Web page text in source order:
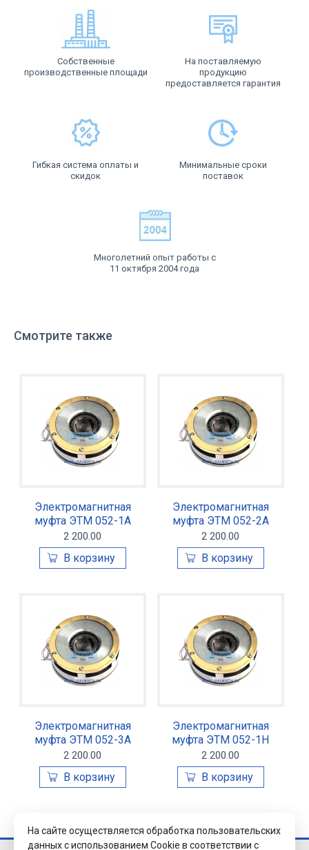
Собственные
производственные площади
На поставляемую
продукцию
предоставляется гарантия
Гибкая система оплаты и
скидок
Минимальные сроки
поставок
Многолетний опыт работы с
11 октября 2004 года
Смотрите также
Электромагнитная
муфта ЭТМ 052-1А
2 200.00
Электромагнитная
муфта ЭТМ 052-2А
2 200.00
Электромагнитная
муфта ЭТМ 052-3А
2 200.00
Электромагнитная
муфта ЭТМ 052-1Н
2 200.00
На сайте осуществляется обработка пользовательских
данных с использованием Cookie в соответствии с